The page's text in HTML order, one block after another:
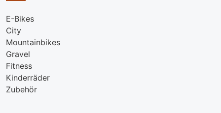
E-Bikes
City
Mountainbikes
Gravel
Fitness
Kinderräder
Zubehör